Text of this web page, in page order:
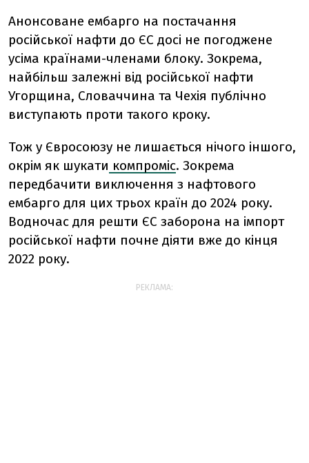
Анонсоване ембарго на постачання
російської нафти до ЄС досі не погоджене
усіма країнами-членами блоку. Зокрема,
найбільш залежні від російської нафти
Угорщина, Словаччина та Чехія публічно
виступають проти такого кроку.
Тож у Євросоюзу не лишається нічого іншого,
окрім як шукати компроміс. Зокрема
передбачити виключення з нафтового
ембарго для цих трьох країн до 2024 року.
Водночас для решти ЄС заборона на імпорт
російської нафти почне діяти вже до кінця
2022 року.
РЕКЛАМА: